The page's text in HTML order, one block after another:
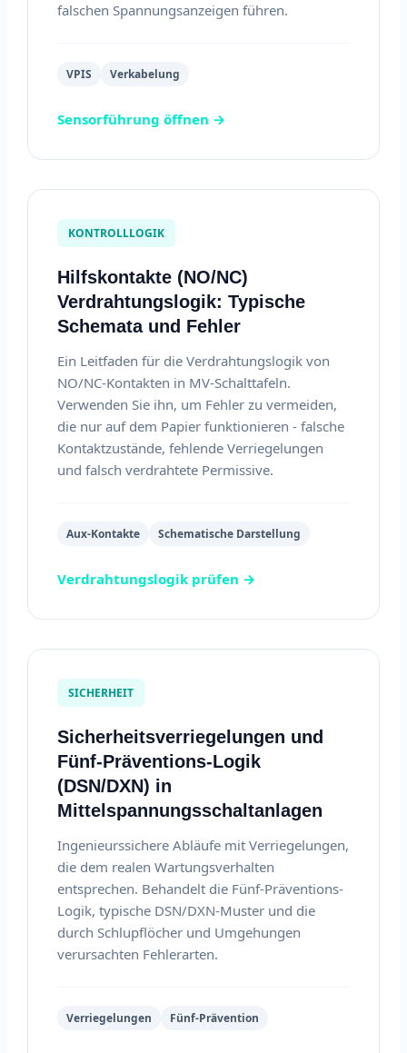
falschen Spannungsanzeigen führen.
VPIS Verkabelung
Sensorführung öffnen →
KONTROLLLOGIK
Hilfskontakte (NO/NC)
Verdrahtungslogik: Typische
Schemata und Fehler
Ein Leitfaden für die Verdrahtungslogik von
NO/NC-Kontakten in MV-Schalttafeln.
Verwenden Sie ihn, um Fehler zu vermeiden,
die nur auf dem Papier funktionieren - falsche
Kontaktzustände, fehlende Verriegelungen
und falsch verdrahtete Permissive.
Aux-Kontakte Schematische Darstellung
Verdrahtungslogik prüfen →
SICHERHEIT
Sicherheitsverriegelungen und
Fünf-Präventions-Logik
(DSN/DXN) in
Mittelspannungsschaltanlagen
Ingenieurssichere Abläufe mit Verriegelungen,
die dem realen Wartungsverhalten
entsprechen. Behandelt die Fünf-Präventions-
Logik, typische DSN/DXN-Muster und die
durch Schlupflöcher und Umgehungen
verursachten Fehlerarten.
Verriegelungen Fünf-Prävention